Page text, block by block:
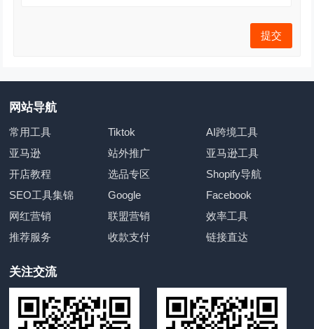
网站导航
常用工具 Tiktok
AI跨境工具
亚马逊
站外推广
亚马逊工具
开店教程
选品专区
Shopify导航
SEO工具集锦
Google
Facebook
网红营销
联盟营销
效率工具
推荐服务
收款支付 链接直达
关注交流